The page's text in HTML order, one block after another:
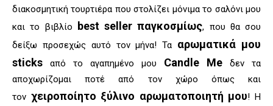
διακοσμητική τουρτιέρα που στολίζει μόνιμα το σαλόνι μου
και το βιβλίο
best seller παγκοσμίως, που θα σου
δείξω προσεχώς αυτό τον μήνα! Τα αρωματικά μου
sticks από το αγαπημένο μου Candle Me δεν τα
αποχωρίζομαι ποτέ από τον χώρο όπως και
τον χειροποίητο ξύλινο αρωματοποιητή μου! Η